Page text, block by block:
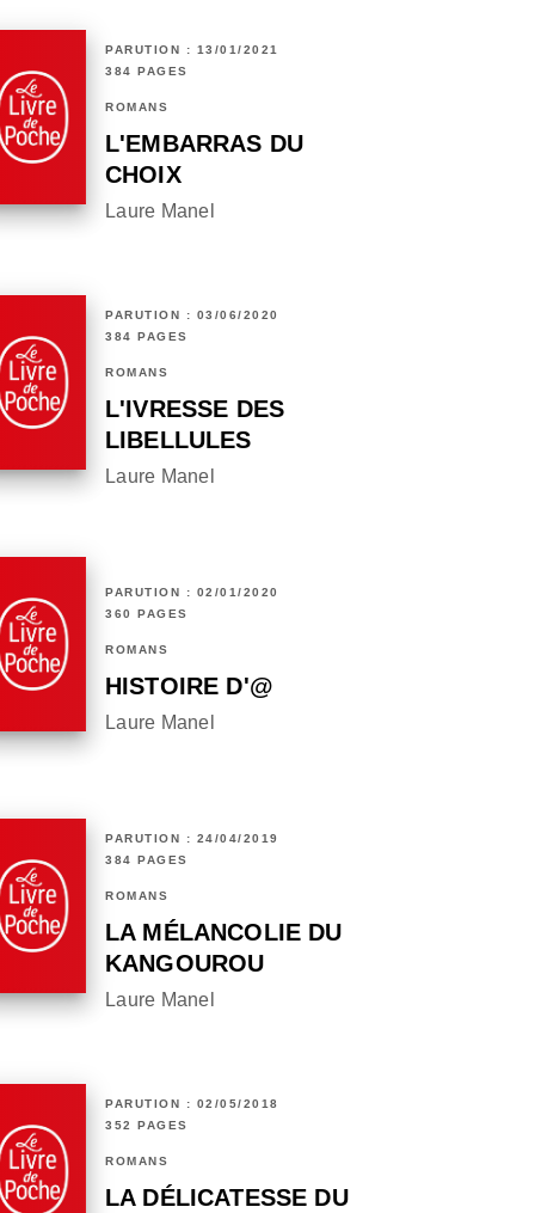
PARUTION : 13/01/2021
384 PAGES
ROMANS
L'EMBARRAS DU
CHOIX
Laure Manel
PARUTION : 03/06/2020
384 PAGES
ROMANS
L'IVRESSE DES
LIBELLULES
Laure Manel
PARUTION : 02/01/2020
360 PAGES
ROMANS
HISTOIRE D'@
Laure Manel
PARUTION : 24/04/2019
384 PAGES
ROMANS
LA MÉLANCOLIE DU
KANGOUROU
Laure Manel
PARUTION : 02/05/2018
352 PAGES
ROMANS
LA DÉLICATESSE DU